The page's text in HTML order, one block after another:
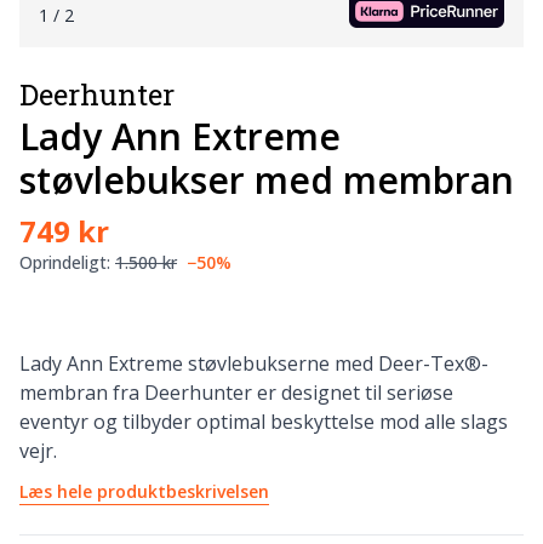
1 / 2
Deerhunter
Lady Ann Extreme
støvlebukser med membran
749 kr
Oprindeligt: 1.500 kr −50%
Lady Ann Extreme støvlebukserne med Deer-Tex®-
membran fra Deerhunter er designet til seriøse
eventyr og tilbyder optimal beskyttelse mod alle slags
vejr.
Læs hele produktbeskrivelsen